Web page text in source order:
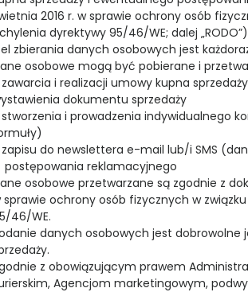
2016 r. w sprawie ochrony osób
dyrektywy 95/46/WE; dalej
zbierania danych osobowych jest
osobowe mogą być pobierane i
i realizacji umowy kupna
dokumentu sprzedaży
i prowadzenia indywidualnego
do newslettera e-mail lub/i SMS
reklamacyjnego
osobowe przetwarzane są zgodnie z
sprawie ochrony osób fizycznych w
46/WE.
danych osobowych jest
z obowiązującym prawem
Agencjom marketingowym,